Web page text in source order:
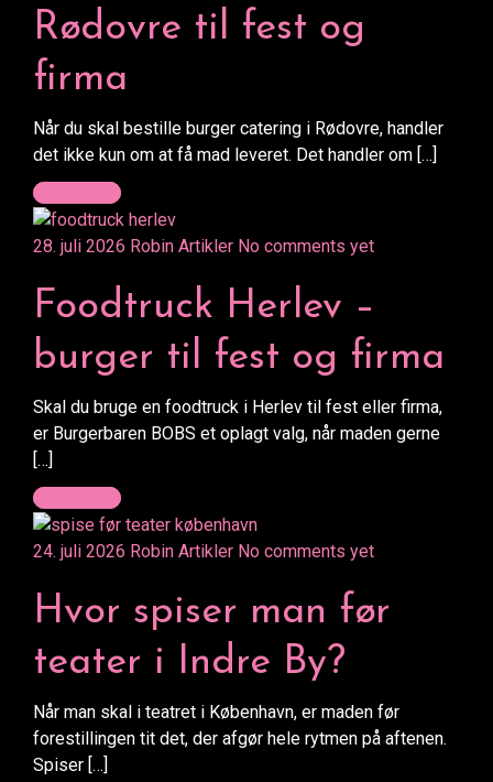
Rødovre til fest og
firma
Når du skal bestille burger catering i Rødovre, handler
det ikke kun om at få mad leveret. Det handler om […]
Read more
28. juli 2026 Robin Artikler No comments yet
Foodtruck Herlev –
burger til fest og firma
Skal du bruge en foodtruck i Herlev til fest eller firma,
er Burgerbaren BOBS et oplagt valg, når maden gerne
[…]
Read more
24. juli 2026 Robin Artikler No comments yet
Hvor spiser man før
teater i Indre By?
Når man skal i teatret i København, er maden før
forestillingen tit det, der afgør hele rytmen på aftenen.
Spiser […]